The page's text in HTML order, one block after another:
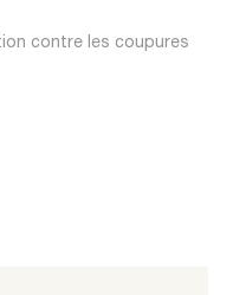
contre les coupures